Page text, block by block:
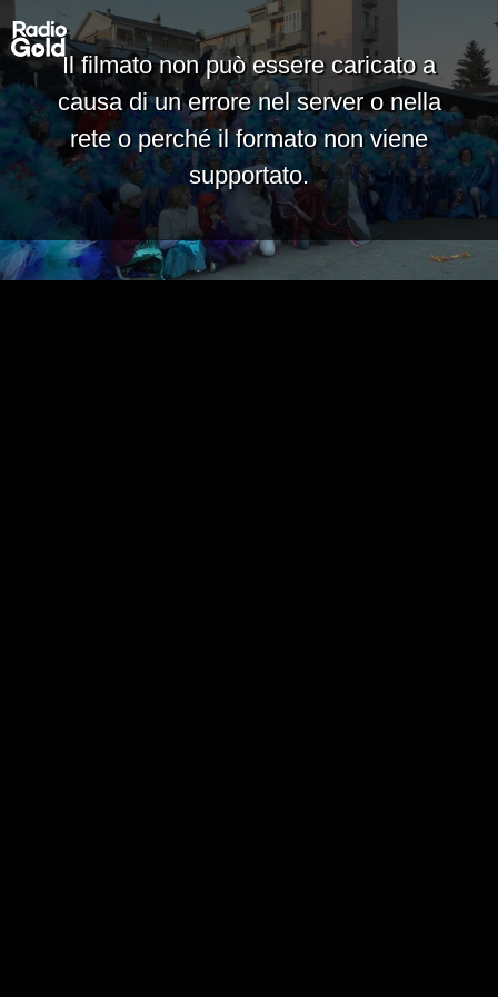
Il filmato non può essere caricato a
causa di un errore nel server o nella
rete o perché il formato non viene
supportato.